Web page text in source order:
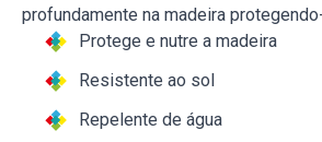
profundamente na madeira
Protege e nutre a madeira
Resistente ao sol
Repelente de água